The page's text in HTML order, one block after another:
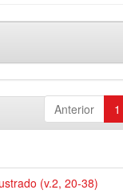
Anterior 1
(v.2, 20-38)